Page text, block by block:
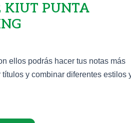
KIUT PUNTA
ellos podrás hacer tus notas más
y combinar diferentes estilos